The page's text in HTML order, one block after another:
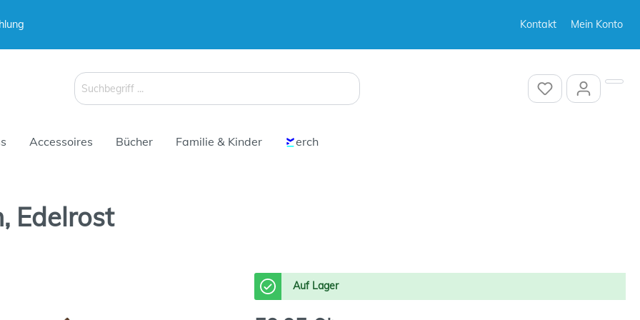
Kontakt Mein Konto
Accessoires Bücher Familie & Kinder erch
& Koffer
Edelrost
Auf Lager
Schirme